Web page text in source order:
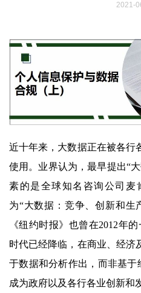
2021-
近十年来，大数据正在被各行
使用。业界认为，最早提出“
素的是全球知名咨询公司麦
为“大数据：竞争、创新和生
《纽约时报》也曾在2012年
时代已经降临，在商业、经济
于数据和分析作出，而非基于
成为政府以及各行各业创新和